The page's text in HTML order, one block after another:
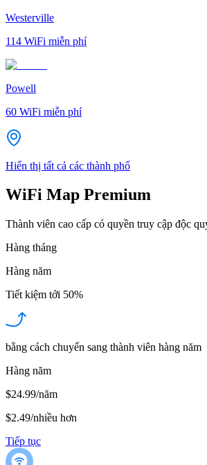
Westerville
114 WiFi miễn phí
Powell
60 WiFi miễn phí
Hiển thị tất cả các thành phố
WiFi Map Premium
Thành viên cao cấp có quyền truy cập độc
Hàng tháng
Hàng năm
Tiết kiệm tới 50%
bằng cách chuyển sang thành viên hàng năm
Hàng năm
$24.99/năm
$2.49/nhiều hơn
Tiếp tục